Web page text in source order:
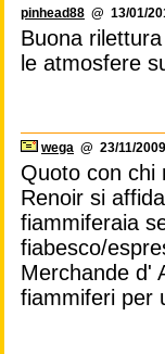
pinhead88 @ 13/01/
Buona
le atmosfere
wega @ 23/11/
Quoto con chi
Renoir si
fiammiferaia
fiabesco/
Merchande d'
fiammiferi per